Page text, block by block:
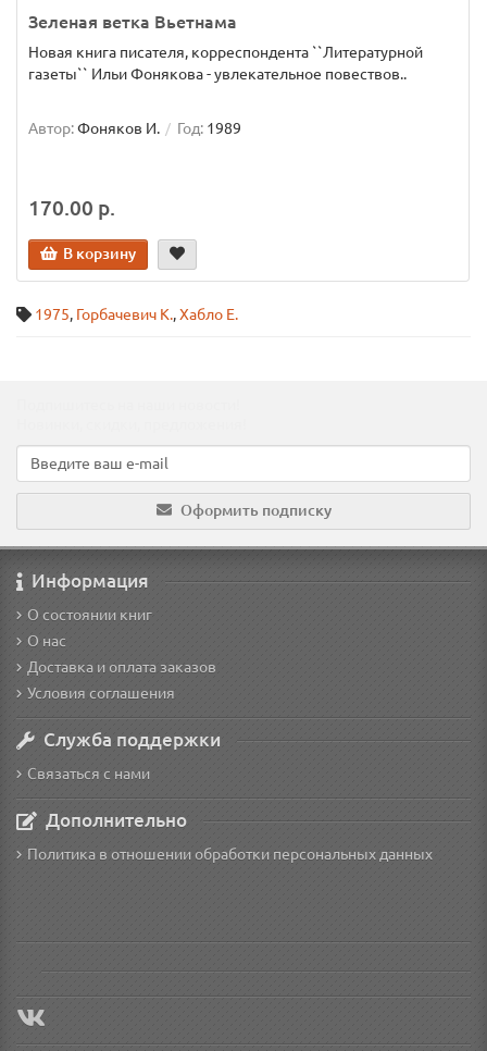
Зеленая ветка Вьетнама
Новая книга писателя, корреспондента ``Литературной
газеты`` Ильи Фонякова - увлекательное повествов..
Автор:Фоняков И. Год: 1989
170.00 р.
В корзину
1975, Горбачевич К.,Хабло Е.
Оформить подписку
Информация
О состоянии книг
О нас
Доставка и оплата заказов
Условия соглашения
Служба поддержки
Связаться с нами
Дополнительно
Политика в отношении обработки персональных данных